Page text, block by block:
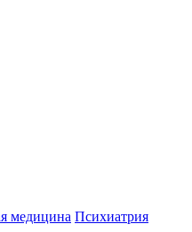
медицина Психиатрия